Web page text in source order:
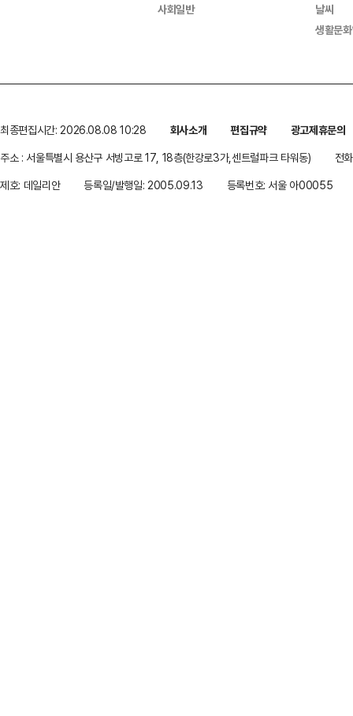
사회일반
날씨
생활문
최종편집시간: 2026.08.08 10:28 회사소개 편집규약
광고제휴문의
주소 : 서울특별시 용산구 서빙고로 17, 18층(한강로3가,센트럴파크 타워동)
전
제호: 데일리안
등록일/발행일: 2005.09.13 등록번호: 서울 아00055